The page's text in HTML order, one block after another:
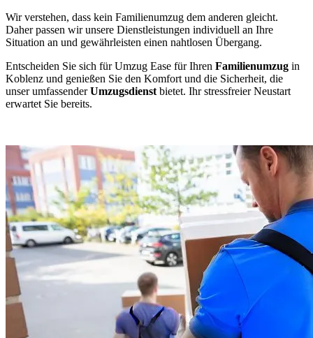
Wir verstehen, dass kein Familienumzug dem anderen gleicht.
Daher passen wir unsere Dienstleistungen individuell an Ihre
Situation an und gewährleisten einen nahtlosen Übergang.
Entscheiden Sie sich für Umzug Ease für Ihren Familienumzug in
Koblenz und genießen Sie den Komfort und die Sicherheit, die
unser umfassenderUmzugsdienst bietet. Ihr stressfreier Neustart
erwartet Sie bereits.